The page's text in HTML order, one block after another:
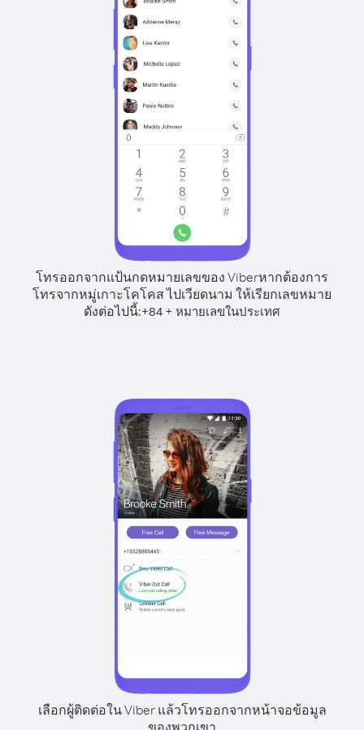
โทรออกจากแป้นกดหมายเลขของ Viberหากต้องการ
โทรจากหมู่เกาะโคโคส ไปเวียดนาม ให้เรียกเลขหมาย
ดังต่อไปนี้:+84 + หมายเลขในประเทศ
เลือกผู้ติดต่อใน Viber แล้วโทรออกจากหน้าจอข้อมูล
ของพวกเขา